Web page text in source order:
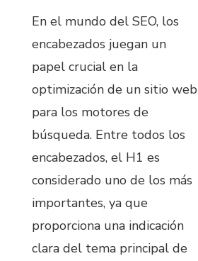
En el mundo del SEO, los
encabezados juegan un
papel crucial en la
optimización de un sitio web
para los motores de
búsqueda. Entre todos los
encabezados, el H1 es
considerado uno de los más
importantes, ya que
proporciona una indicación
clara del tema principal de